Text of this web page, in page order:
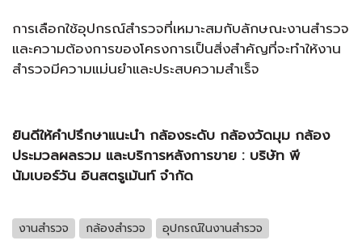
การเลือกใช้อุปกรณ์สำรวจที่เหมาะสมกับลักษณะงานสำรวจ
และความต้องการของโครงการเป็นสิ่งสำคัญที่จะทำให้งาน
สำรวจมีความแม่นยำและประสบความสำเร็จ
ยินดีให้คำปรึกษาแนะนำ กล้องระดับ กล้องวัดมุม กล้อง
ประมวลผลรวม และบริการหลังการขาย : บริษัท พี
นัมเบอร์วัน อินสตรูเม้นท์ จำกัด
งานสำรวจ กล้องสำรวจ อุปกรณ์ในงานสำรวจ